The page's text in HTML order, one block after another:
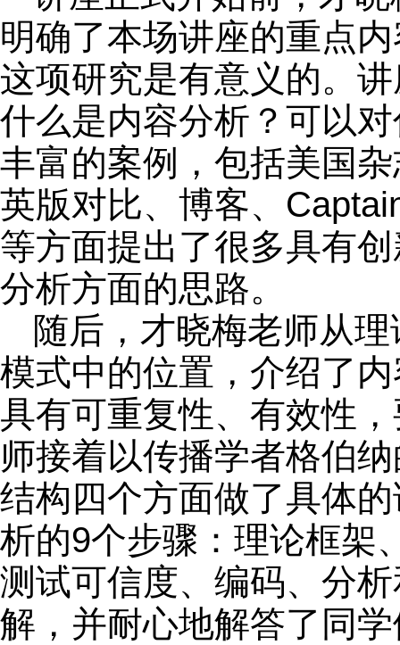
明确了本场讲座的重点
这项研究是有意义的。
什么是内容分析？可以
丰富的案例，包括美国
英版对比、博客、
等方面提出了很多具有
分析方面的思路。
随后，才晓梅老师从
模式中的位置，介绍了
具有可重复性、有效性
师接着以传播学者格伯
结构四个方面做了具体
析的9个步骤：理论框架
测试可信度、编码、分
解，并耐心地解答了同